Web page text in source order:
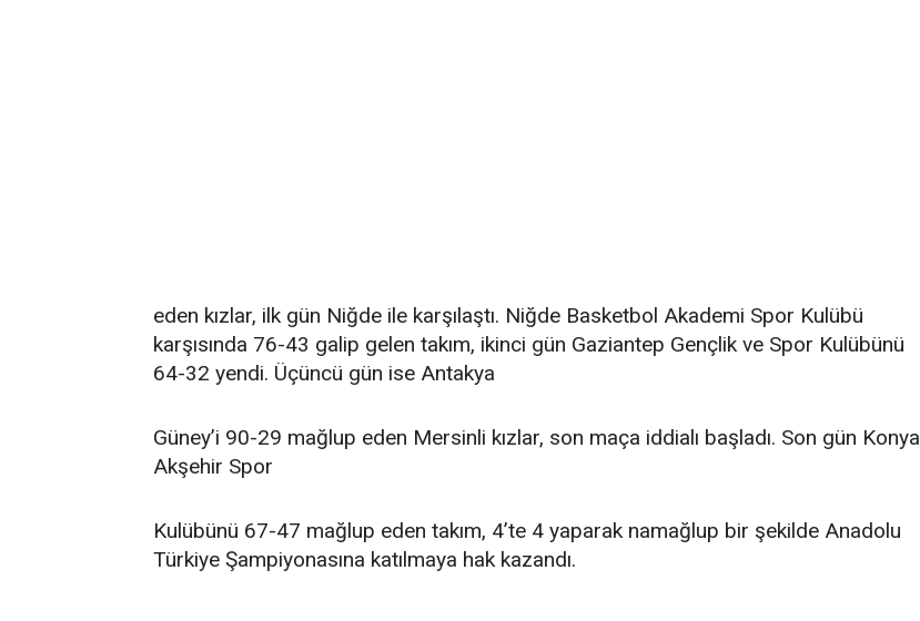
eden kızlar, ilk gün Niğde ile karşılaştı. Niğde Basketbol Akademi Spor Kulübü
karşısında 76-43 galip gelen takım, ikinci gün Gaziantep Gençlik ve Spor Kulübünü
64-32 yendi. Üçüncü gün ise Antakya
Güney’i 90-29 mağlup eden Mersinli kızlar, son maça iddialı başladı. Son gün Konya
Akşehir Spor
Kulübünü 67-47 mağlup eden takım, 4’te 4 yaparak namağlup bir şekilde Anadolu
Türkiye Şampiyonasına katılmaya hak kazandı.